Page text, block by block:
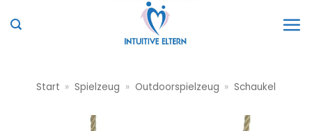
Inhalt
Start » Spielzeug » Outdoorspielzeug » Schaukel